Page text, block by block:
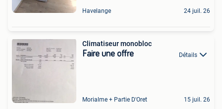
Havelange 24 juil. 26
Climatiseur monobloc
Faire une offre Détails
Morialme + Partie D'Oret 15 juil. 26